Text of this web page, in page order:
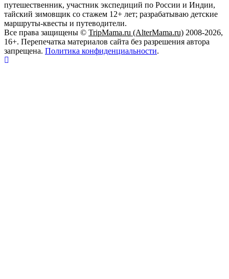
путешественник, участник экспедиций по России и Индии,
тайский зимовщик со стажем 12+ лет; разрабатываю детские
маршруты-квесты и путеводители.
Все права защищены © TripMama.ru (AlterMama.ru) 2008-2026,
16+. Перепечатка материалов сайта без разрешения автора
запрещена. Политика конфиденциальности.